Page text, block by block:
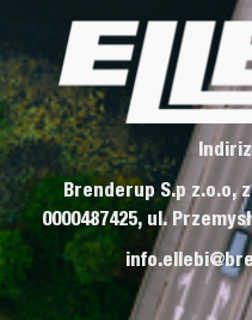
Brenderup S.p z.o.o,
0000487425, ul.